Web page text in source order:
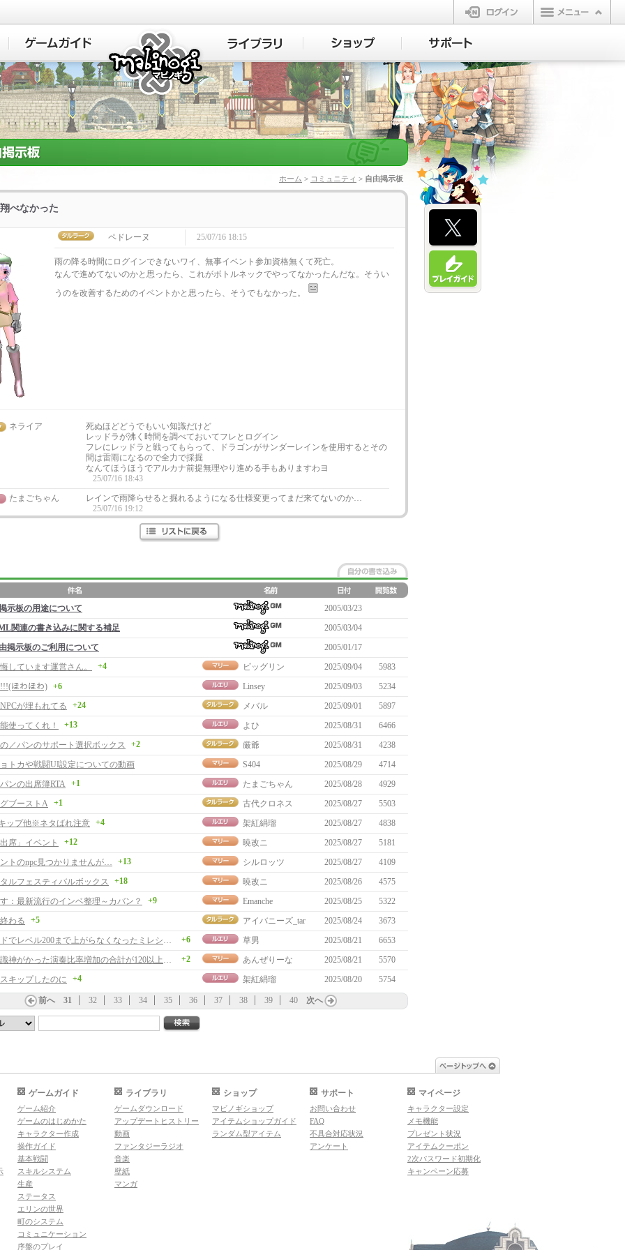
ログイン
マビノギ
ホーム > コミュニティ > 自由掲示板
べなかった
ペドレーヌ 25/07/16 18:15
雨の降る時間にログインできないワイ、無事イベント参加資格無くて死亡。
なんで進めてないのかと思ったら、これがボトルネックでやってなかったんだな。そうい
うのを改善するためのイベントかと思ったら、そうでもなかった。
ネライア
死ぬほどどうでもいい知識だけど
レッドラが沸く時間を調べておいてフレとログイン
フレにレッドラと戦ってもらって、ドラゴンがサンダーレインを使用するとその
間は雷雨になるので全力で採掘
なんてほうほうでアルカナ前提無理やり進める手もありますわヨ
25/07/16 18:43
たまごちゃん
レインで雨降らせると掘れるようになる仕様変更ってまだ来てないのか…
25/07/16 19:12
示板の用途について
2005/03/23
関連の書き込みに関する補足
2005/03/04
掲示板のご利用について
2005/01/17
しています運営さん。
+4 ビッグリン 2025/09/04
5983
ほわほわ) +6 Linsey 2025/09/03
5234
が埋もれてる
+24 メバル 2025/09/01
5897
使ってくれ！
+13 よひ 2025/08/31
6466
／パンのサポート選択ボックス
+2 厳爺 2025/08/31
4238
トカや戦闘UI設定についての動画
S404 2025/08/29
4714
ンの出席簿RTA +1 たまごちゃん 2025/08/28
4929
ブーストA +1 古代クロネス 2025/08/27
5503
ップ他※ネタばれ注意 +4 架紅絹瑠 2025/08/27
4838
席」イベント
+12 暁改ニ 2025/08/27
5181
トのnpc見つかりませんが…
+13 シルロッツ 2025/08/27
4109
ルフェスティバルボックス
+18 暁改ニ 2025/08/26
4575
：最新流行のインベ整理～カバン？
+9 Emanche 2025/08/25
5322
わる
+5 アイバニーズ_tar 2025/08/24
3673
虚像ハードでレベル200まで上がらなくなったミレシアン様へ
+6 草男 2025/08/21
6653
「音楽知識神がかった演奏比率増加の合計が120以上」って
+2 あんぜりーな 2025/08/21
5570
キップしたのに
+4 架紅絹瑠 2025/08/20 5754
前へ 31 32 33 34 35 36 37 38 39 40 次へ
ゲームガイド
ゲーム紹介
ゲームのはじめかた
キャラクター作成
操作ガイド
基本戦闘
スキルシステム
生産
ステータス
エリンの世界
町のシステム
コミュニケーション
序盤のプレイ
ライブラリ
ゲームダウンロード
アップデートヒストリー
動画
ファンタジーラジオ
音楽
壁紙
マンガ
ショップ
マビノギショップ
アイテムショップガイド
ランダム型アイテム
サポート
お問い合わせ
FAQ
不具合対応状況
アンケート
マイページ
キャラクター設定
メモ機能
プレゼント状況
アイテムクーポン
2次パスワード初期化
キャンペーン応募